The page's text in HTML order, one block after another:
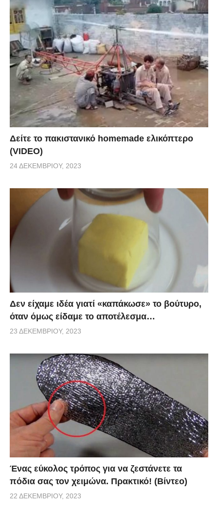
Δείτε το πακιστανικό homemade ελικόπτερο
(VIDEO)
24 ΔΕΚΕΜΒΡΊΟΥ, 2023
Δεν είχαμε ιδέα γιατί «καπάκωσε» το βούτυρο,
όταν όμως είδαμε το αποτέλεσμα…
23 ΔΕΚΕΜΒΡΊΟΥ, 2023
Ένας εύκολος τρόπος για να ζεστάνετε τα
πόδια σας τον χειμώνα. Πρακτικό! (Βίντεο)
22 ΔΕΚΕΜΒΡΊΟΥ, 2023